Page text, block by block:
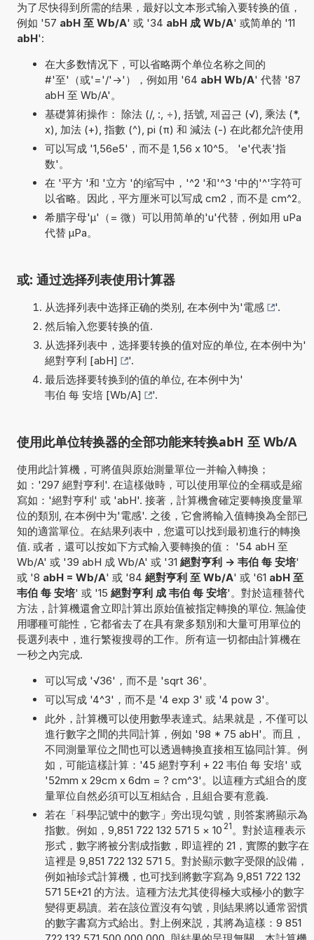
为了尽快得到所需的结果，最好以文本形式输入要转换的值，
例如 '57 abH 至 Wb/A' 或 '34 abH 成 Wb/A' 或简单的 '11
abH':
在大多数情况下，可以省略两个单位名称之间的
#'至'（或'='/'->'），例如用 '64 abH Wb/A' 代替 '87
abH 至 Wb/A'。
基礎算術操作： 除法 (/, :, ÷), 括號, 제곱근 (√), 乘法 (*,
x), 加法 (+), 指數 (^), pi (π) 和 減法 (-) 在此都允許使用
可以写成 '1,56e5'，而不是 1,56 x 10^5。 'e'代表'指
数'。
在 '平方 '和 '立方 '的缩写中，'^2 '和'^3 '中的'^'字符可
以省略。因此，平方厘米可以写成 cm2，而不是 cm^2。
希腊字母'µ'（= 微）可以用简单的'u'代替，例如用 uPa
代替 µPa。
或: 通过选择列表使用计算器
从选择列表中选择正确的类别, 在本例中为'電感
'.
然后输入您要转换的值.
从选择列表中，选择要转换的值对应的单位, 在本例中为'
絕對亨利 [abH]
'.
最后选择要转换到的值的单位, 在本例中为'
韦伯 每 安培 [Wb/A]
'.
使用此单位转换器的全部功能来转换abH 至 Wb/A
使用此計算機，可將值與原始測量單位一并輸入轉換；
如：'297 絕對亨利'. 在這樣做時，可以使用單位的全稱或是縮
寫如：'絕對亨利' 或 'abH'. 接著，計算機會確定要轉換度量單
位的類別, 在本例中为'電感'. 之後，它會將輸入值轉換為全部已
知的適當單位。在結果列表中，您還可以找到最初進行的轉換
值. 或者，還可以按如下方式輸入要轉換的值： '54 abH 至
Wb/A' 或 '39 abH 成 Wb/A' 或 '31 絕對亨利 -> 韦伯 每 安培'
或 '8 abH = Wb/A' 或 '84 絕對亨利 至 Wb/A' 或 '61 abH 至
韦伯 每 安培' 或 '15 絕對亨利 成 韦伯 每 安培'。對於這種替代
方法，計算機還會立即計算出原始值被指定轉換的單位. 無論使
用哪種可能性，它都省去了在具有衆多類別和大量可用單位的
長選列表中，進行繁複搜尋的工作。所有這一切都由計算機在
一秒之內完成.
可以写成 '√36'，而不是 'sqrt 36'。
可以写成 '4^3'，而不是 '4 exp 3' 或 '4 pow 3'。
此外，計算機可以使用數學表達式。結果就是，不僅可以
進行數字之間的共同計算，例如 '98 * 75 abH'。而且，
不同測量單位之間也可以透過轉換直接相互協同計算。例
如，可能這樣計算：'45 絕對亨利 + 22 韦伯 每 安培' 或
'52mm x 29cm x 6dm = ? cm^3'。以這種方式組合的度
量單位自然必須可以互相結合，且組合要有意義.
若在「科學記號中的數字」旁出現勾號，則答案將顯示為
指數。例如，9,851 722 132 571 5 × 10 21 。對於這種表示
形式，數字將被分割成指數，即這裡的 21，實際的數字在
這裡是 9,851 722 132 571 5。對於顯示數字受限的設備，
例如袖珍式計算機，也可找到將數字寫為 9,851 722 132
571 5E+21 的方法。這種方法尤其使得極大或極小的數字
變得更易讀。若在該位置沒有勾號，則結果將以通常習慣
的數字書寫方式給出。對上例來説，其將為這樣：9 851